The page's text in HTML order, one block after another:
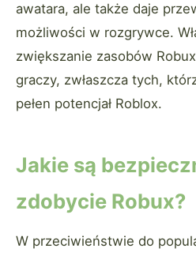
awatara, ale także daje
możliwości w rozgrywce.
zwiększanie zasobów
graczy, zwłaszcza tych,
pełen potencjał Roblox.
Jakie są
zdobycie Robux?
W przeciwieństwie do